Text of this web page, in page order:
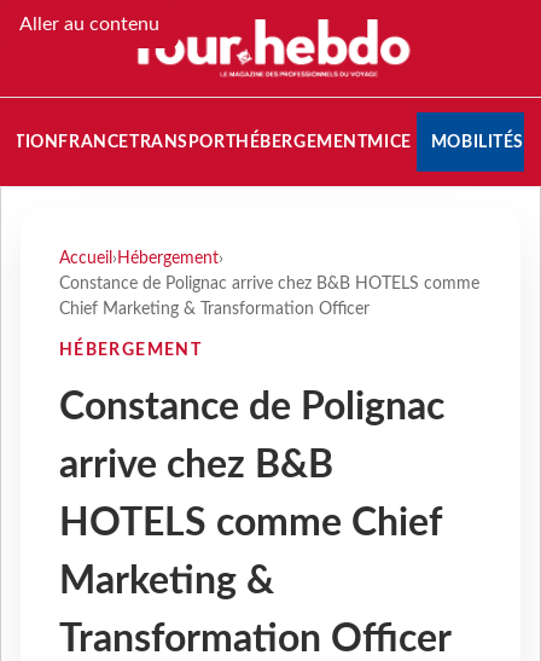
Aller au contenu
FRANCETRANSPORT HÉBERGEMENTMICE MOBILITÉS
Accueil › Hébergement›
Constance de Polignac arrive chez B&B HOTELS comme
Chief Marketing & Transformation Officer
HÉBERGEMENT
Constance de Polignac
arrive chez B&B
HOTELS comme Chief
Marketing &
Transformation Officer